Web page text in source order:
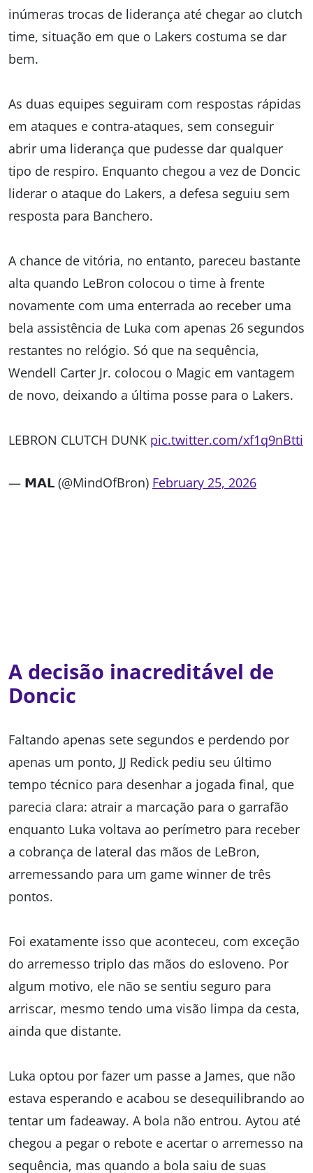
inúmeras trocas de liderança até chegar ao clutch
time, situação em que o Lakers costuma se dar
bem.
As duas equipes seguiram com respostas rápidas
em ataques e contra-ataques, sem conseguir
abrir uma liderança que pudesse dar qualquer
tipo de respiro. Enquanto chegou a vez de Doncic
liderar o ataque do Lakers, a defesa seguiu sem
resposta para Banchero.
A chance de vitória, no entanto, pareceu bastante
alta quando LeBron colocou o time à frente
novamente com uma enterrada ao receber uma
bela assistência de Luka com apenas 26 segundos
restantes no relógio. Só que na sequência,
Wendell Carter Jr. colocou o Magic em vantagem
de novo, deixando a última posse para o Lakers.
LEBRON CLUTCH DUNK pic.twitter.com/xf1q9nBtti
— 𝗠𝗔𝗟 (@MindOfBron) February 25, 2026
A decisão inacreditável de
Doncic
Faltando apenas sete segundos e perdendo por
apenas um ponto, JJ Redick pediu seu último
tempo técnico para desenhar a jogada final, que
parecia clara: atrair a marcação para o garrafão
enquanto Luka voltava ao perímetro para receber
a cobrança de lateral das mãos de LeBron,
arremessando para um game winner de três
pontos.
Foi exatamente isso que aconteceu, com exceção
do arremesso triplo das mãos do esloveno. Por
algum motivo, ele não se sentiu seguro para
arriscar, mesmo tendo uma visão limpa da cesta,
ainda que distante.
Luka optou por fazer um passe a James, que não
estava esperando e acabou se desequilibrando ao
tentar um fadeaway. A bola não entrou. Aytou até
chegou a pegar o rebote e acertar o arremesso na
sequência, mas quando a bola saiu de suas